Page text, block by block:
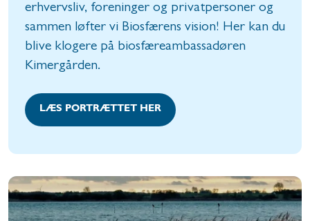
erhvervsliv, foreninger og privatpersoner og
sammen løfter vi Biosfærens vision! Her kan du
blive klogere på biosfæreambassadøren
Kimergården.
LÆS PORTRÆTTET HER